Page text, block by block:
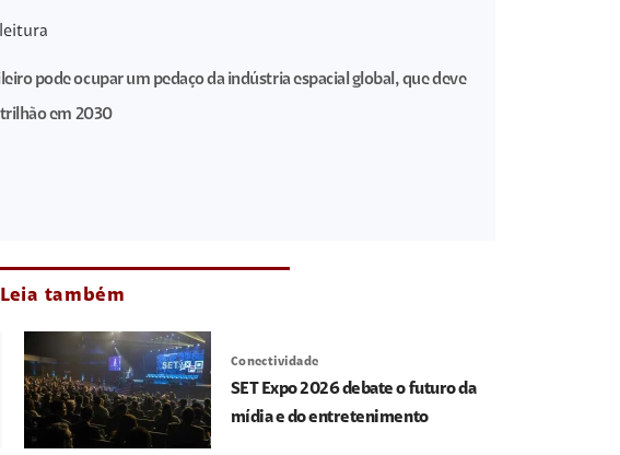
pode ocupar um pedaço da indústria espacial global, que deve
trilhão em 2030
Leia também
Conectividade
SET Expo 2026 debate o futuro da
mídia e do entretenimento